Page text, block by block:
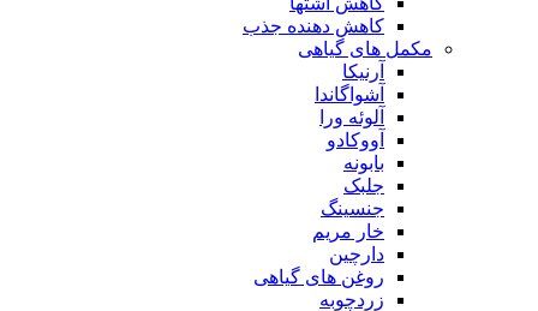
کاهش دهنده جذب
مکمل های گیاهی
آرنیکا
آشواگاندا
آلوئه ورا
آووکادو
بابونه
جلبک
جنسینگ
خار مریم
دارچین
روغن های گیاهی
زردچوبه